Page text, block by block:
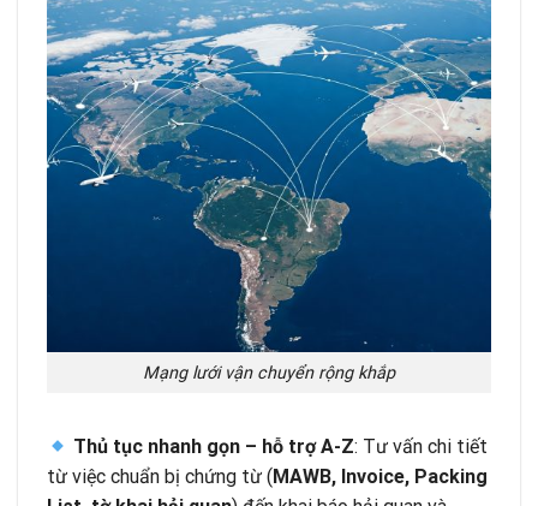
Mạng lưới vận chuyển rộng khắp
Thủ tục nhanh gọn – hỗ trợ A-Z: Tư vấn chi tiết
từ việc chuẩn bị chứng từ ( MAWB, Invoice, Packing